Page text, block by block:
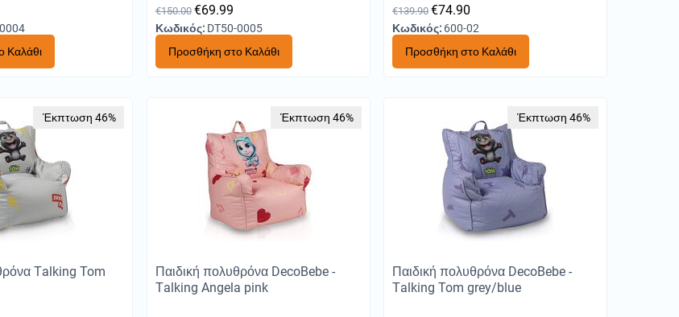
Καλάθι
€150.00 €69.99
Κωδικός: DT50-0005
Προσθήκη στο Καλάθι
€139.90 €74.90
Κωδικός: 600-02
Προσθήκη στο Καλάθι
Έκπτωση 46%
Τalking Tom
Έκπτωση 46%
Παιδική πολυθρόνα DecoBebe -
Τalking Angela pink
Έκπτωση 46%
Παιδική πολυθρόνα DecoBebe -
Τalking Tom grey/blue